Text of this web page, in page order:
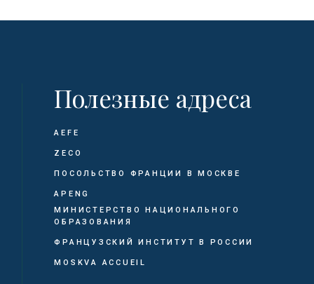
Полезные адреса
AEFE
ZECO
ПОСОЛЬСТВО ФРАНЦИИ В МОСКВЕ
APENG
МИНИСТЕРСТВО НАЦИОНАЛЬНОГО
ОБРАЗОВАНИЯ
ФРАНЦУЗСКИЙ ИНСТИТУТ В РОССИИ
MOSKVA ACCUEIL